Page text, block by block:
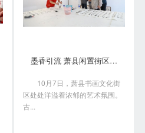
墨香引流 萧县闲置街区变身书画艺术聚落
10月7日，萧县书画文化街
区处处洋溢着浓郁的艺术氛围。
古...